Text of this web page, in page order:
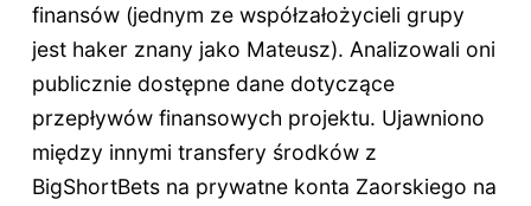
finansów (jednym ze współzałożycieli grupy
jest haker znany jako Mateusz). Analizowali oni
publicznie dostępne dane dotyczące
przepływów finansowych projektu. Ujawniono
między innymi transfery środków z
BigShortBets na prywatne konta Zaorskiego na